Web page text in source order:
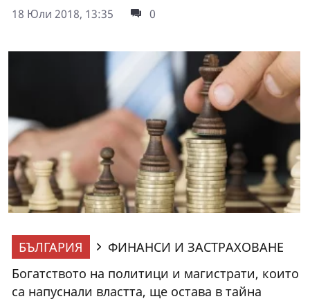
18 Юли 2018, 13:35
0
БЪЛГАРИЯ
ФИНАНСИ И ЗАСТРАХОВАНЕ
Богатството на политици и магистрати, които
са напуснали властта, ще остава в тайна